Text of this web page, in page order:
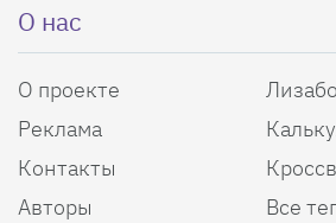
О нас
О проекте
Реклама
Контакты
Авторы
Все